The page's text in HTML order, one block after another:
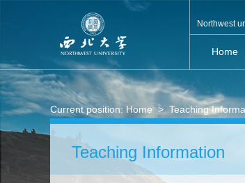
Northwest
Home
Current position: Home>Teaching
Teaching Information